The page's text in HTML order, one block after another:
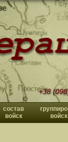
+38
состав
войск
войск